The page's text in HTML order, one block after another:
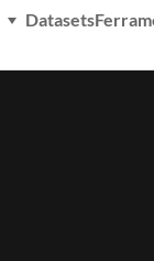
Datasets